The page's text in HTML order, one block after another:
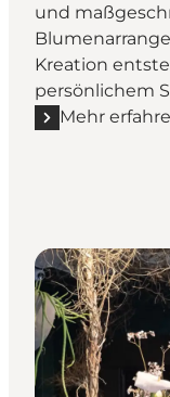
und
Kreation
persönlichem
Mehr
Mehr erfahren